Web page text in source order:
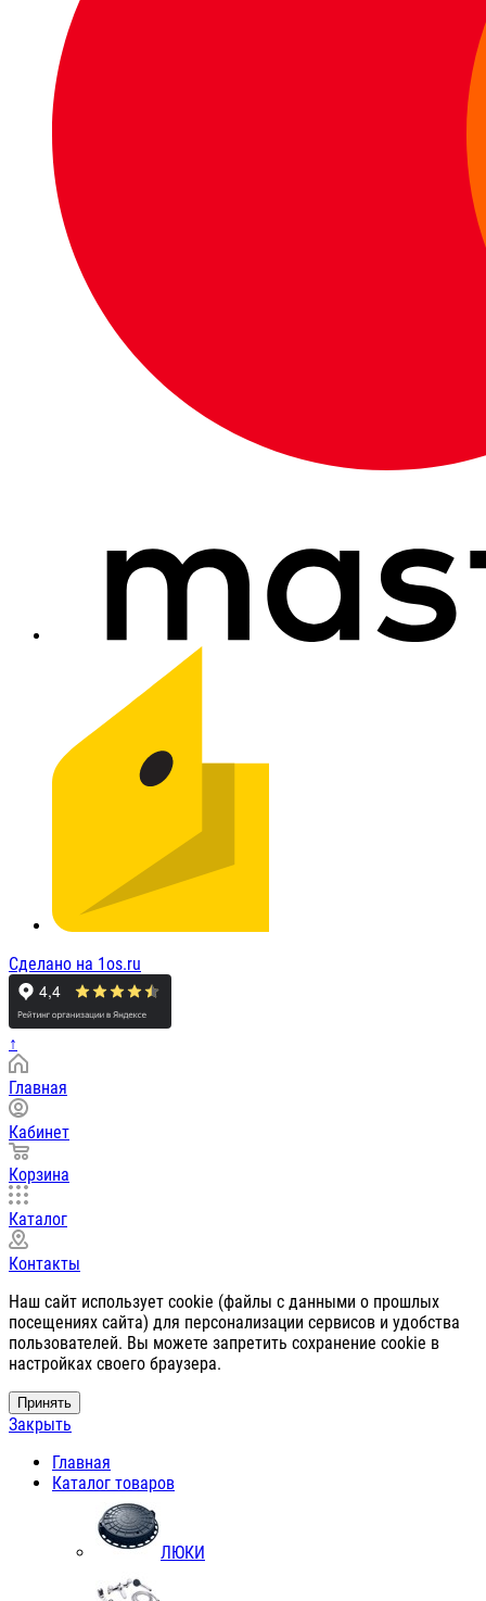
Сделано на 1os.ru
↑
Главная
Кабинет
Корзина
Каталог
Контакты
Наш сайт использует cookie (файлы с данными о прошлых
посещениях сайта) для персонализации сервисов и удобства
пользователей. Вы можете запретить сохранение cookie в
настройках своего браузера.
Принять
Закрыть
Главная
Каталог товаров
ЛЮКИ